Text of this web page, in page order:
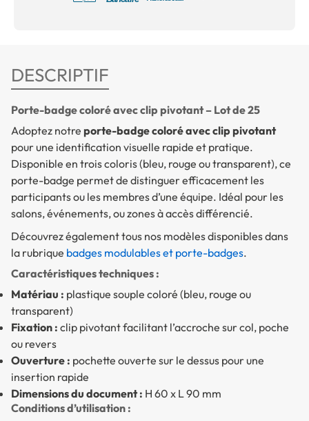
DESCRIPTIF
Porte-badge coloré avec clip pivotant – Lot de 25
Adoptez notre porte-badge coloré avec clip pivotant
pour une identification visuelle rapide et pratique.
Disponible en trois coloris (bleu, rouge ou transparent), ce
porte-badge permet de distinguer efficacement les
participants ou les membres d’une équipe. Idéal pour les
salons, événements, ou zones à accès différencié.
Découvrez également tous nos modèles disponibles dans
la rubrique badges modulables et porte-badges.
Caractéristiques techniques :
Matériau : plastique souple coloré (bleu, rouge ou
transparent)
Fixation : clip pivotant facilitant l’accroche sur col, poche
ou revers
Ouverture : pochette ouverte sur le dessus pour une
insertion rapide
Dimensions du document : H 60 x L 90 mm
Conditions d’utilisation :